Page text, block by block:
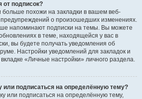
от подписок?
больше похожи на закладки в вашем веб-
о произошедших изменениях.
напоминают подписки на темы. Вы можете
в теме, находящейся у вас в
вы будете получать уведомления об
Настройки уведомлений для закладок и
«Личные настройки» личного раздела.
или подписаться на определённую тему?
или подписаться на определённую тему,